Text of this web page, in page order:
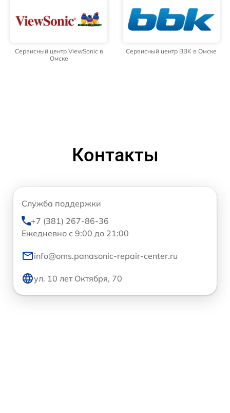
Сервисный центр ViewSonic в
Омске
Сервисный центр BBK в Омске
Контакты
Служба поддержки
+7 (381) 267-86-36
Ежедневно с 9:00 до 21:00
info@oms.panasonic-repair-center.ru
ул. 10 лет Октября, 70